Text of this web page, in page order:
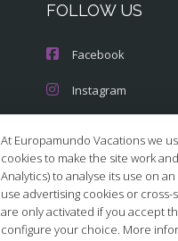
FOLLOW US
Facebook
Instagram
Youtube
At Europamundo Vacations we
cookies to make the site work
Analytics) to analyse its use on
use advertising cookies or
are only activated if you accept
configure your choice. More